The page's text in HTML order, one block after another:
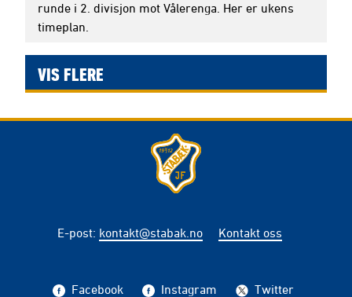
runde i 2. divisjon mot Vålerenga. Her er ukens
timeplan.
VIS FLERE
E-post: kontakt@stabak.no Kontakt oss
Facebook Instagram Twitter